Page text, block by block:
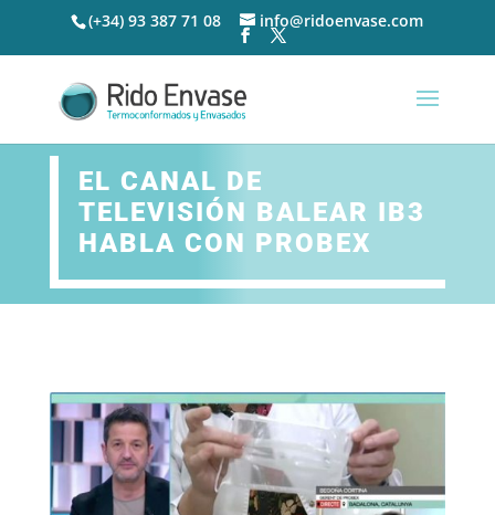
(+34) 93 387 71 08 info@ridoenvase.com
EL CANAL DE
TELEVISIÓN BALEAR IB3
HABLA CON PROBEX